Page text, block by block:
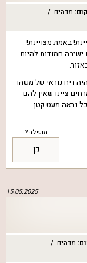
: מדהים
באמת מצויינת!
חמודות להיות
ריח נוראי של משהו
ציינו שאין להם
נראה מעט קטן
מועילה?
כן
15.05.2025
: מדהים